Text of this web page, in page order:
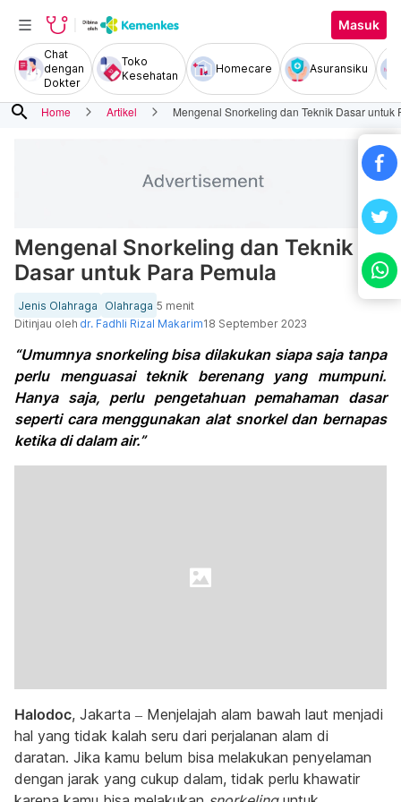
Masuk
Chat
dengan
Dokter
Toko
Kesehatan
Homecare Asuransiku
search Home Artikel Mengenal Snorkeling dan Teknik Dasar untuk
Mengenal Snorkeling dan Teknik
Dasar untuk Para Pemula
Jenis Olahraga Olahraga 5 menit
Ditinjau oleh dr. Fadhli Rizal Makarim18 September 2023
“Umumnya snorkeling bisa dilakukan siapa saja tanpa
perlu menguasai teknik berenang yang mumpuni.
Hanya saja, perlu pengetahuan pemahaman dasar
seperti cara menggunakan alat snorkel dan bernapas
ketika di dalam air.”
Halodoc, Jakarta – Menjelajah alam bawah laut menjadi
hal yang tidak kalah seru dari perjalanan alam di
daratan. Jika kamu belum bisa melakukan penyelaman
dengan jarak yang cukup dalam, tidak perlu khawatir